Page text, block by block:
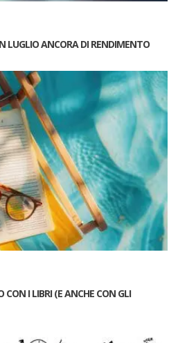
LUGLIO ANCORA DI RENDIMENTO
CON I LIBRI (E ANCHE CON GLI